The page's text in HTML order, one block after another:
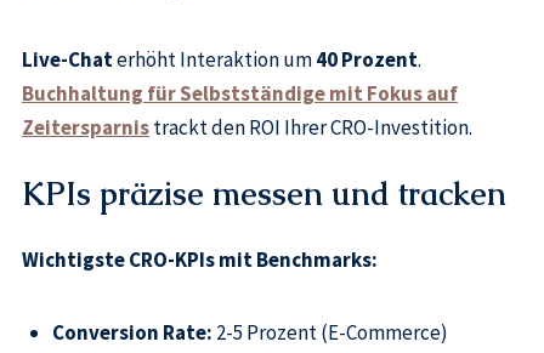
Live-Chaterhöht Interaktion um40 Prozent.
Buchhaltung für Selbstständige mit Fokus auf
Zeitersparnistrackt den ROI Ihrer CRO-Investition.
KPIs präzise messen und tracken
Wichtigste CRO-KPIs mit Benchmarks:
Conversion Rate: 2-5 Prozent (E-Commerce)